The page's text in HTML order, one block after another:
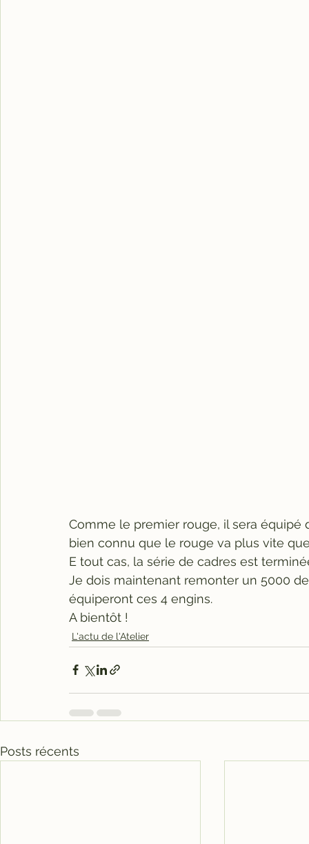
Comme le premier rouge, il sera équipé
bien connu que le rouge va plus vite
E tout cas, la série de cadres est
Je dois maintenant remonter un 5000
équiperont ces 4 engins.
A bientôt !
L'actu de l'Atelier
Posts récents